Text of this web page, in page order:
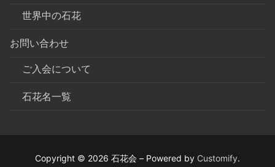
世界中の石花
お問い合わせ
ご入会について
石花名一覧
Copyright © 2026 石花会 – Powered by Customify.